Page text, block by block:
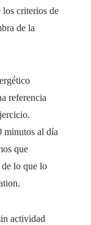
los criterios de
de la
referencia
minutos al día
que
de lo que lo
actividad